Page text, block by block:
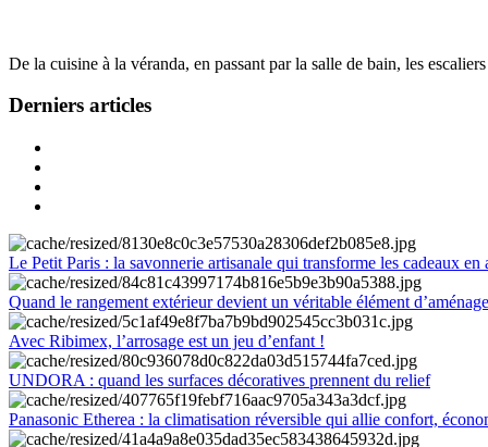
De la cuisine à la véranda, en passant par la salle de bain, les
Derniers articles
Le Petit Paris : la savonnerie artisanale qui transforme les cadeaux en
Quand le rangement extérieur devient un véritable élément
Avec Ribimex, l’arrosage est un jeu d’enfant !
UNDORA : quand les surfaces décoratives prennent du relief
Panasonic Etherea : la climatisation réversible qui allie confort,